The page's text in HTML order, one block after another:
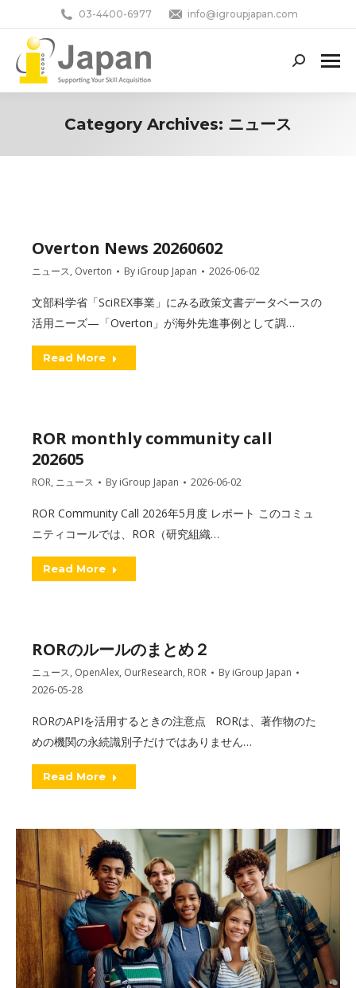
03-4400-6977 info@igroupjapan.com
Search:
Category Archives: ニュース
Overton News 20260602
ニュース, Overton By iGroup Japan 2026-06-02
文部科学省「SciREX事業」にみる政策文書データベースの
活用ニーズ—「Overton」が海外先進事例として調…
Read More
ROR monthly community call
202605
ROR, ニュース By iGroup Japan 2026-06-02
ROR Community Call 2026年5月度 レポート このコミュ
ニティコールでは、ROR（研究組織…
Read More
RORのルールのまとめ２
ニュース, OpenAlex, OurResearch, ROR By iGroup Japan
2026-05-28
RORのAPIを活用するときの注意点 RORは、著作物のた
めの機関の永続識別子だけではありません…
Read More